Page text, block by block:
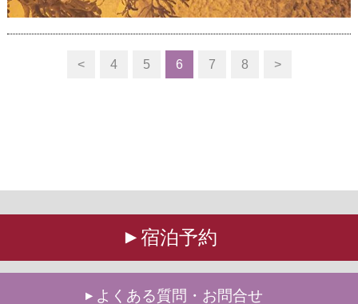
< 4 5 6 7 8 >
宿泊予約
よくある質問・お問合せ